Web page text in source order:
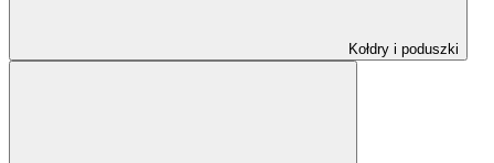
Kołdry i poduszki